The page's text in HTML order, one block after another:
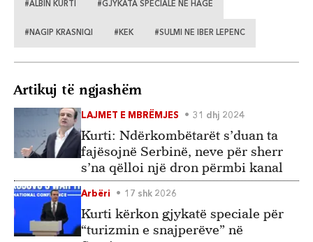
#ALBIN KURTI #GJYKATA SPECIALE NE HAGE
#NAGIP KRASNIQI #KEK #SULMI NE IBER LEPENC
Artikuj të ngjashëm
LAJMET E MBRËMJES 31 dhj 2024
Kurti: Ndërkombëtarët s’duan ta
fajësojnë Serbinë, neve për sherr
s’na qëlloi një dron përmbi kanal
Arbëri 17 shk 2026
Kurti kërkon gjykatë speciale për
“turizmin e snajperëve” në